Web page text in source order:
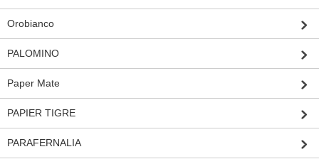
Orobianco
PALOMINO
Paper Mate
PAPIER TIGRE
PARAFERNALIA